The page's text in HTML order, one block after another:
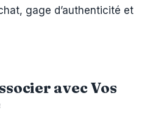
gage d’authenticité et
avec Vos